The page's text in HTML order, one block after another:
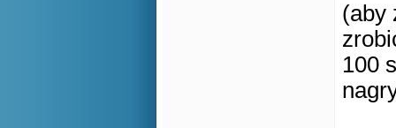
(aby
100